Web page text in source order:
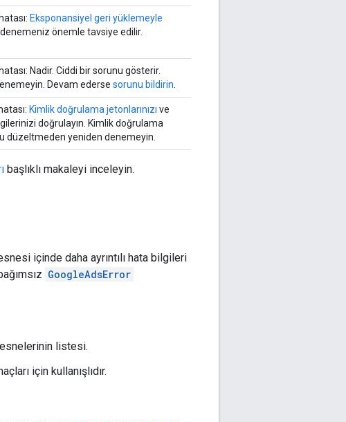
Eksponansiyel geri yüklemeyle
önemle tavsiye edilir.
Nadir. Ciddi bir sorunu gösterir.
Devam ederse sorunu bildirin
Kimlik doğrulama jetonlarınızı ve
doğrulayın. Kimlik doğrulama
düzeltmeden yeniden denemeyin.
başlıklı makaleyi inceleyin.
içinde daha ayrıntılı hata bilgileri
GoogleAdsError
listesi.
için kullanışlıdır.